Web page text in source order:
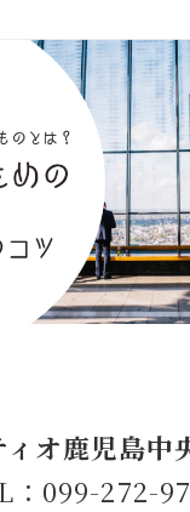
ィオ鹿児島中
：099-272-